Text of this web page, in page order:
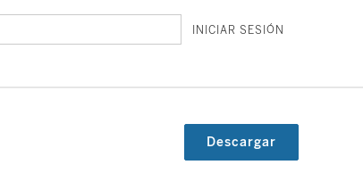
INICIAR SESIÓN
Descargar